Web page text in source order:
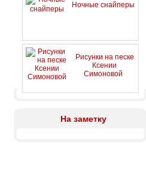
Ночные снайперы
Рисунки на песке
Ксении
Симоновой
На заметку